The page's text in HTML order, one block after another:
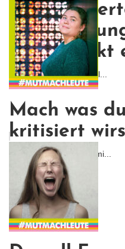
Krise steckt
Es ist mir ein großes Anl...
Mach was
kritisiert
Oftmals fühlen wir uns mi...